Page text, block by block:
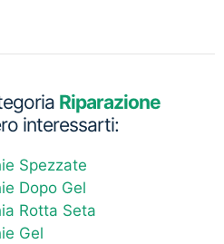
Riparazione
interessarti:
Spezzate
Dopo Gel
Rotta Seta
Gel